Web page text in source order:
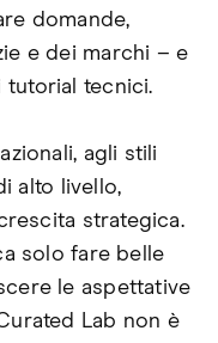
domande,
e dei marchi – e
tecnici.
agli stili
alto livello,
strategica.
solo fare belle
le aspettative
Lab non è